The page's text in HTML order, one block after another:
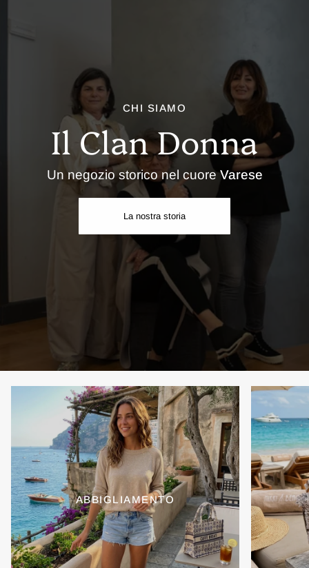
CHI SIAMO
Il Clan Donna
Un negozio storico nel cuoreVarese
La nostra storia
ABBIGLIAMENTO